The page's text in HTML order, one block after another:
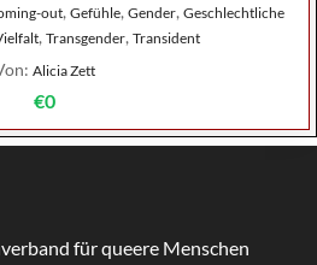
out, Gefühle, Gender, Geschlechtliche
, Transgender, Transident
Alicia Zett
€0